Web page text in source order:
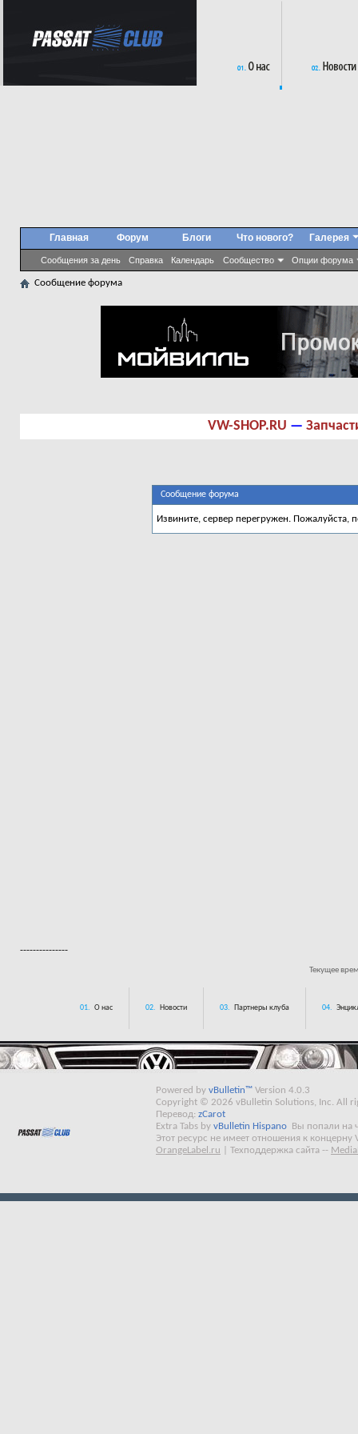
Главная Форум
Сообщения за день Справка Календарь Сообщество Опции форума
Блоги Что нового? Галерея
Сообщение форума
VW-SHOP.RU —
Сообщение форума
Извините, сервер перегружен. Пожалуйста,
---------------
Текущее
01. О нас 02. Новости 03. Партнеры клуба 04.
Powered by vBulletin™ Version 4.0.3
Copyright © 2026 vBulletin Solutions, Inc. All
Перевод: zCarot
Extra Tabs by vBulletin Hispano
Вы попали на
Этот ресурс не имеет отношения к концерну
OrangeLabel.ru
Техподдержка сайта --